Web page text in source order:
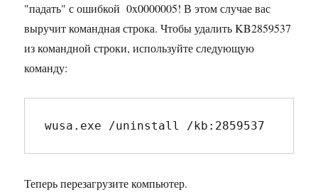
"падать" с ошибкой 0x0000005! В этом случае вас
выручит командная строка. Чтобы удалить KB2859537
из командной строки, используйте следующую
команду:
wusa.exe /uninstall /kb:2859537
Теперь перезагрузите компьютер.